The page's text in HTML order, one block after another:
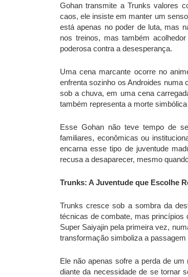
Gohan transmite a Trunks valores
caos, ele insiste em manter um
está apenas no poder de luta, mas
nos treinos, mas também
poderosa contra a desesperança.
Uma cena marcante ocorre no
enfrenta sozinho os Androides numa
sob a chuva, em uma cena
também representa a morte
Esse Gohan não teve tempo de
familiares, econômicas ou
encarna esse tipo de juventude
recusa a desaparecer, mesmo
Trunks: A Juventude que Escolhe
Trunks cresce sob a sombra da
técnicas de combate, mas
Super Saiyajin pela primeira vez,
transformação simboliza a
Ele não apenas sofre a perda de
diante da necessidade de se tornar